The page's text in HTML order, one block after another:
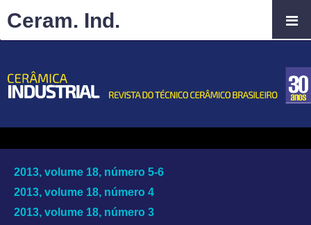
2013, volume 18, número 5-6
2013, volume 18, número 4
2013, volume 18, número 3
Ceram. Ind.